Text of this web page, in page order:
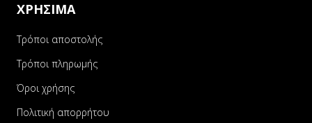
ΧΡΗΣΙΜΑ
Τρόποι αποστολής
Τρόποι πληρωμής
Όροι χρήσης
Πολιτική απορρήτου